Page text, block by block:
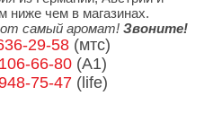
ниже чем в магазинах.
самый аромат! Звоните!
29-58(мтс)
106-66-80 (A1)
75-47(life)